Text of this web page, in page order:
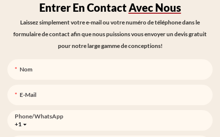
Entrer En ContactAvec Nous
Laissez simplement votre e-mail ou votre numéro de téléphone dans le
formulaire de contact afin que nous puissions vous envoyer un devis gratuit
pour notre large gamme de conceptions!
Nom
E-Mail
+1
Phone/whatsApp